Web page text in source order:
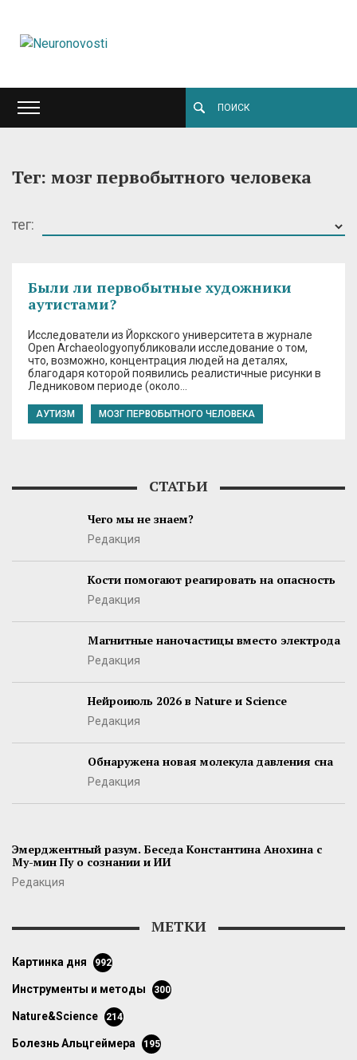
Тег: мозг первобытного человека
тег:
Были ли первобытные художники
аутистами?
Исследователи из Йоркского университета в журнале
Open Archaeologyопубликовали исследование о том,
что, возможно, концентрация людей на деталях,
благодаря которой появились реалистичные рисунки в
Ледниковом периоде (около…
АУТИЗМ МОЗГ ПЕРВОБЫТНОГО ЧЕЛОВЕКА
СТАТЬИ
Чего мы не знаем?
Редакция
Кости помогают реагировать на опасность
Редакция
Магнитные наночастицы вместо электрода
Редакция
Нейроиюль 2026 в Nature и Science
Редакция
Обнаружена новая молекула давления сна
Редакция
Эмерджентный разум. Беседа Константина Анохина с
Му-мин Пу о сознании и ИИ
Редакция
МЕТКИ
картинка дня 992
инструменты и методы 300
Nature&Science 214
болезнь Альцгеймера 195